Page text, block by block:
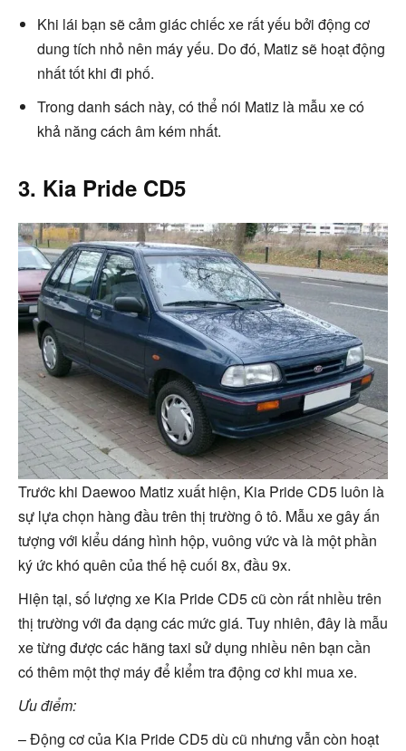
Khi lái bạn sẽ cảm giác chiếc xe rất yếu bởi động cơ
dung tích nhỏ nên máy yếu. Do đó, Matiz sẽ hoạt động
nhất tốt khi đi phố.
Trong danh sách này, có thể nói Matiz là mẫu xe có
khả năng cách âm kém nhất.
3. Kia Pride CD5
Trước khi Daewoo Matiz xuất hiện, Kia Pride CD5 luôn là
sự lựa chọn hàng đầu trên thị trường ô tô. Mẫu xe gây ấn
tượng với kiểu dáng hình hộp, vuông vức và là một phần
ký ức khó quên của thế hệ cuối 8x, đầu 9x.
Hiện tại, số lượng xe Kia Pride CD5 cũ còn rất nhiều trên
thị trường với đa dạng các mức giá. Tuy nhiên, đây là mẫu
xe từng được các hãng taxi sử dụng nhiều nên bạn cần
có thêm một thợ máy để kiểm tra động cơ khi mua xe.
Ưu điểm:
– Động cơ của Kia Pride CD5 dù cũ nhưng vẫn còn hoạt